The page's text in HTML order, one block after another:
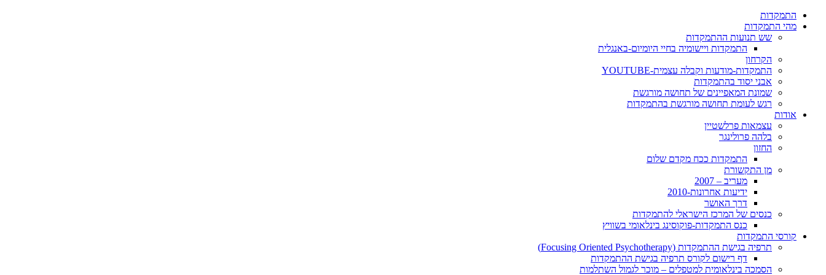
התמקדות
מהי התמקדות
שש תנועות ההתמקדות
התמקדות ויישומיה בחיי היומיום-באנגלית
הקרחון
התמקדות-מודעות וקבלה עצמית-YOUTUBE
אבני יסוד בהתמקדות
שמונת המאפיינים של תחושה מורגשת
רגש לעומת תחושה מורגשת בהתמקדות
אודות
עצמאות פרלשטיין
בלהה פרולינגר
החזון
התמקדות ככח מקדם שלום
מן התקשורת
מעריב – 2007
ידיעות אחרונות-2010
דרך האושר
כנסים של המרכז הישראלי להתמקדות
כנס התמקדות-פוקוסינג בינלאומי בשוויץ
קורסי התמקדות
תרפיה בגישת ההתמקדות (Focusing Oriented Psychotherapy)
דף רישום לקורס תרפיה בגישת ההתמקדות
הסמכה בינלאומית למטפלים – מוכר לגמול השתלמות